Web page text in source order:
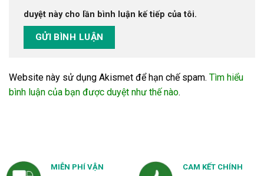
duyệt này cho lần bình luận kế tiếp của tôi.
Website này sử dụng Akismet để hạn chế spam. Tìm hiểu
bình luận của bạn được duyệt như thế nào.
MIỄN PHÍ VẬN
CAM KẾT CHÍNH